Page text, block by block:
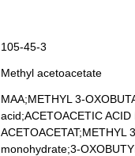
105-45-3
Methyl acetoacetate
MAA;METHYL 3-
acid;ACETOACETIC ACID
ACETOACETAT;METHYL
monohydrate;3-